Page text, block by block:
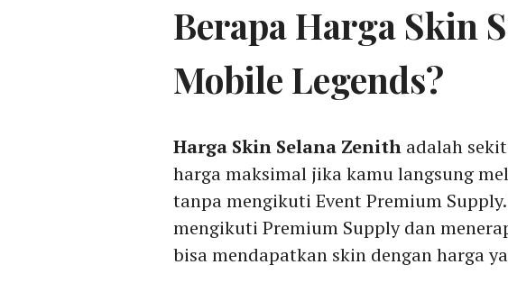
Berapa Harga Skin
Mobile Legends?
Harga Skin Selana Zenith adalah
harga maksimal jika kamu langsung
tanpa mengikuti Event Premium
mengikuti Premium Supply dan
bisa mendapatkan skin dengan harga